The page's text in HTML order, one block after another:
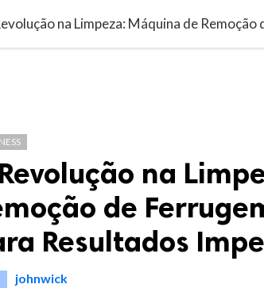
na
de
Resultados
johnwick